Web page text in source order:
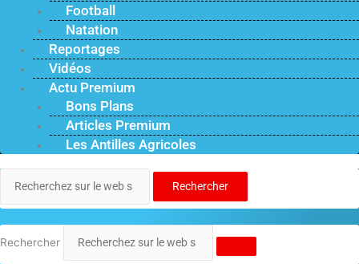
Football
Natation
Reportages
Vidéos
Actu Premium
Bons Plans
Articles Premium
Les Antilles Agricoles
Rechercher
Rechercher